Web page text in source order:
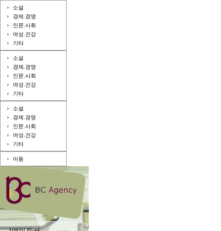
소설
경제.경영
인문.사회
여성.건강
기타
소설
경제.경영
인문.사회
여성.건강
기타
소설
경제.경영
인문.사회
여성.건강
기타
아동